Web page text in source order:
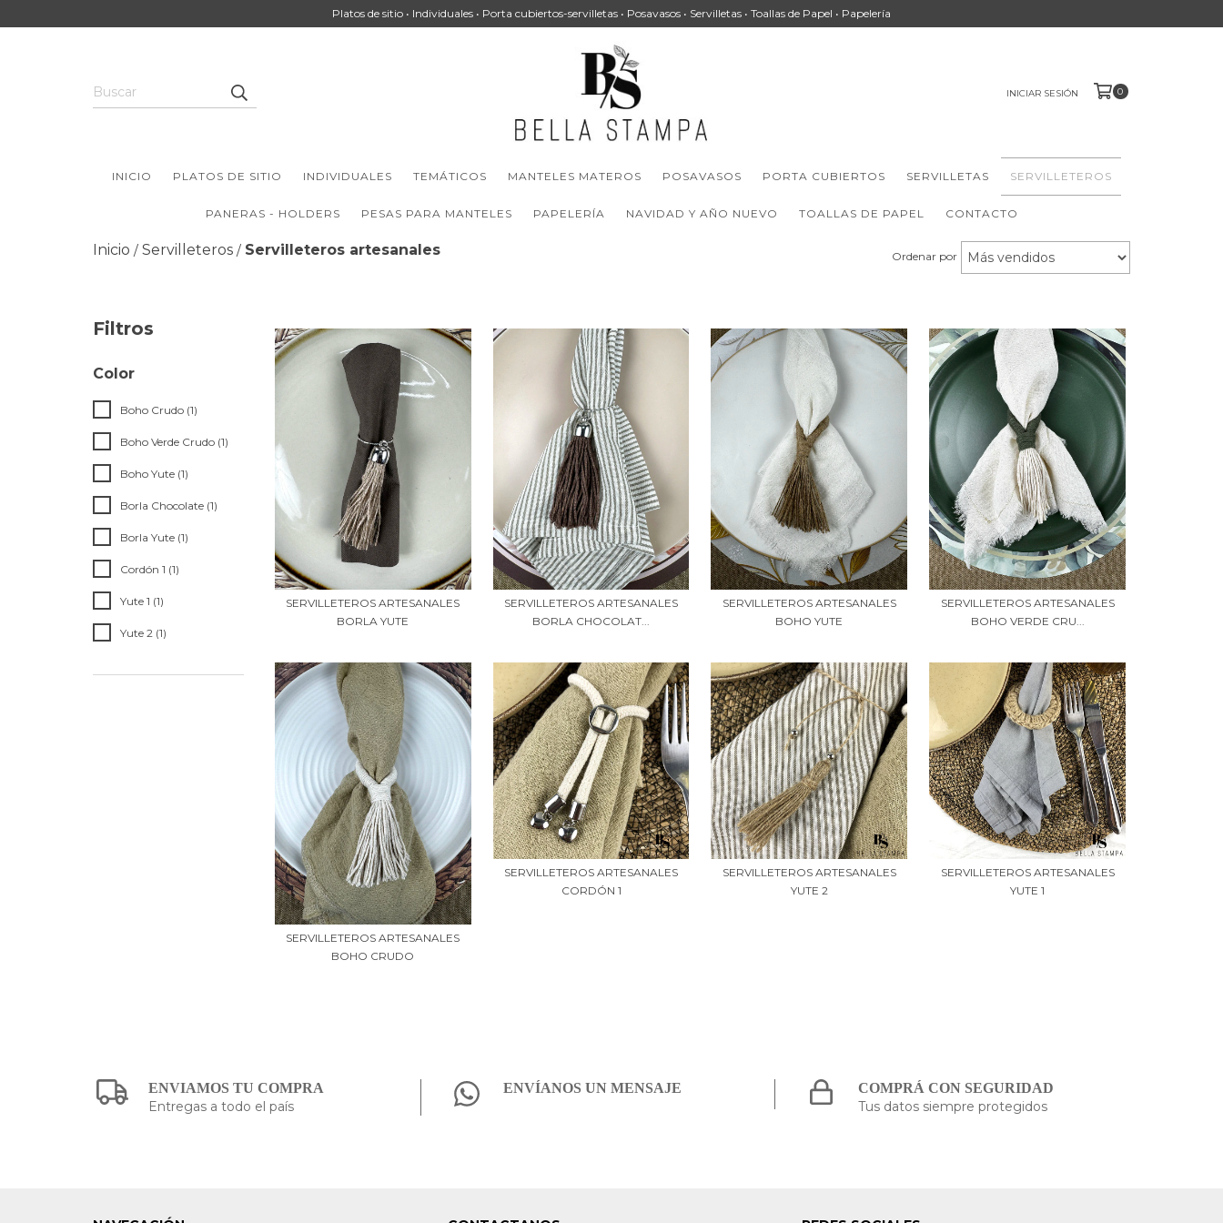
Platos de sitio • Individuales • Porta cubiertos-servilletas • Posavasos • Servilletas • Toallas de Papel • Papelería
INICIAR SESIÓN 0
INICIO PLATOS DE SITIO INDIVIDUALES TEMÁTICOS MANTELES MATEROS POSAVASOS PORTA CUBIERTOS SERVILLETAS SERVILLETEROS
PANERAS - HOLDERS PESAS PARA MANTELES PAPELERÍA NAVIDAD Y AÑO NUEVO TOALLAS DE PAPEL CONTACTO
Inicio / Servilleteros / Servilleteros artesanales Ordenar por
Filtros
Color
Boho Crudo (1)
Boho Verde Crudo (1)
Boho Yute (1)
Borla Chocolate (1)
Borla Yute (1)
Cordón 1 (1)
Yute 1 (1)
Yute 2 (1)
SERVILLETEROS ARTESANALES
BORLA YUTE
SERVILLETEROS ARTESANALES
BORLA CHOCOLAT...
SERVILLETEROS ARTESANALES
BOHO YUTE
SERVILLETEROS ARTESANALES
BOHO VERDE CRU...
SERVILLETEROS ARTESANALES
BOHO CRUDO
SERVILLETEROS ARTESANALES
CORDÓN 1
SERVILLETEROS ARTESANALES
YUTE 2
SERVILLETEROS ARTESANALES
YUTE 1
ENVIAMOS TU COMPRA
Entregas a todo el país
ENVÍANOS UN MENSAJE COMPRÁ CON SEGURIDAD
Tus datos siempre protegidos